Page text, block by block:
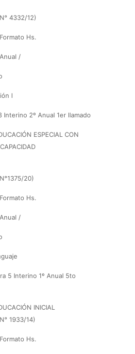
4332/12)
Hs.
/
I
Interino 2º Anual 1er llamado
ESPECIAL CON
20)
Hs.
/
5 Interino 1º Anual 5to
INICIAL
1933/14)
Hs.